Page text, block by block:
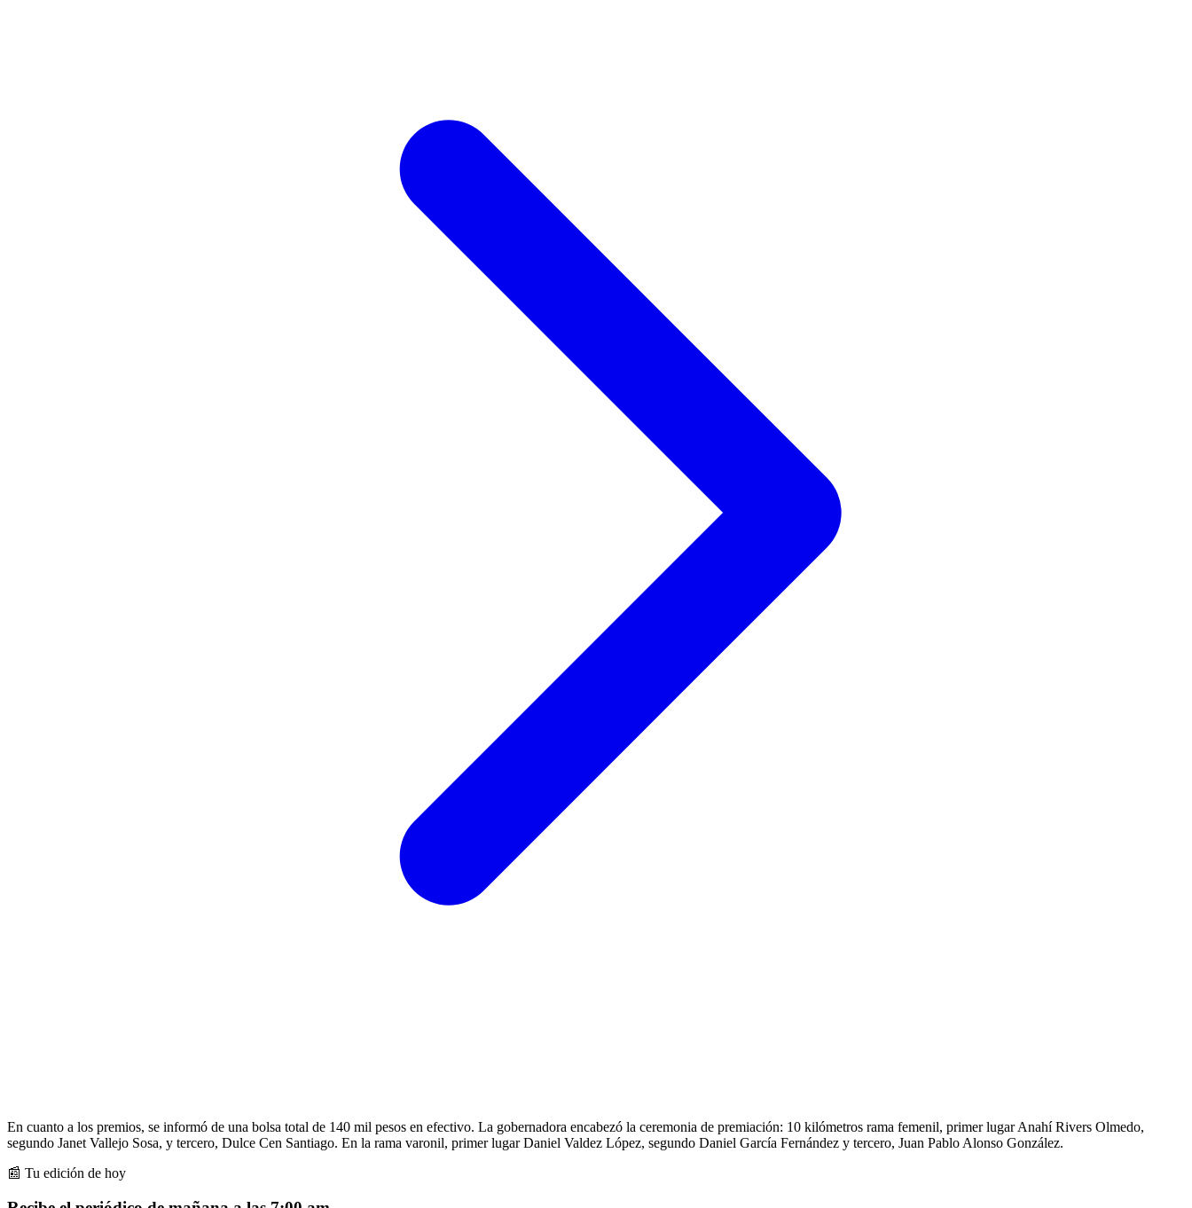
En cuanto a los premios, se informó de una bolsa total de 140 mil pesos en efectivo. La gobernadora encabezó la ceremonia de premiación: 10 kilómetros rama femenil, primer lugar Anahí Rivers Olmedo,
segundo Janet Vallejo Sosa, y tercero, Dulce Cen Santiago. En la rama varonil, primer lugar Daniel Valdez López, segundo Daniel García Fernández y tercero, Juan Pablo Alonso González.
📰 Tu edición de hoy